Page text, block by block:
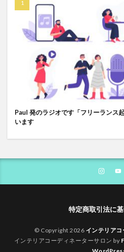
Paul 発のラジオです「フリーランス
います
特定商取引法に
© Copyright 2026 インテリア
インテリアコーディネーターサロン by